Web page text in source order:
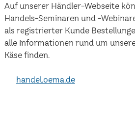
Auf unserer Händler-Webseite
Handels-Seminaren und -
als registrierter Kunde
alle Informationen rund um
Käse finden.
handel.oema.de